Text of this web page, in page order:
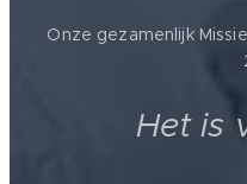
Onze gezamenlijk
Het is